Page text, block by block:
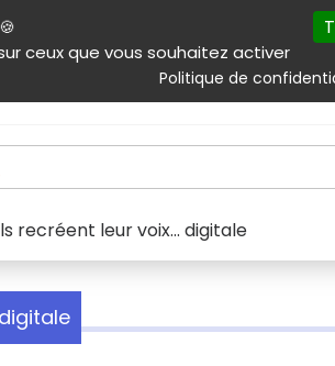
ceux que vous souhaitez activer
Politique de
principal
Produits & services Emploi
recréent leur voix... digitale